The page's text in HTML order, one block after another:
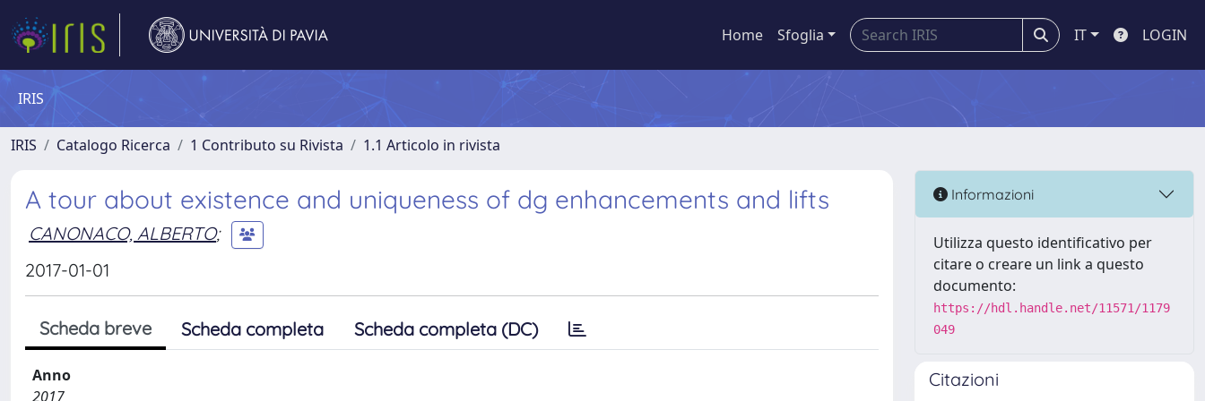
Home Sfoglia IT LOGIN
IRIS
IRIS Catalogo Ricerca 1 Contributo su Rivista 1.1 Articolo in rivista
A tour about existence and uniqueness of dg enhancements and lifts
CANONACO, ALBERTO;
2017-01-01
Scheda breve Scheda completa Scheda completa (DC)
Anno
2017
Informazioni
Utilizza questo identificativo per
citare o creare un link a questo
documento:
https://hdl.handle.net/11571/1179
049
Citazioni